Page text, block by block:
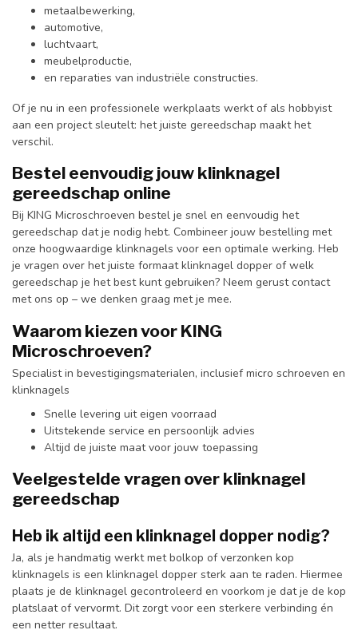
metaalbewerking,
automotive,
luchtvaart,
meubelproductie,
en reparaties van industriële constructies.
Of je nu in een professionele werkplaats werkt of als hobbyist
aan een project sleutelt: het juiste gereedschap maakt het
verschil.
Bestel eenvoudig jouw klinknagel
gereedschap online
Bij KING Microschroeven bestel je snel en eenvoudig het
gereedschap dat je nodig hebt. Combineer jouw bestelling met
onze hoogwaardige klinknagels voor een optimale werking. Heb
je vragen over het juiste formaat klinknagel dopper of welk
gereedschap je het best kunt gebruiken? Neem gerust contact
met ons op – we denken graag met je mee.
Waarom kiezen voor KING
Microschroeven?
Specialist in bevestigingsmaterialen, inclusief micro schroeven en
klinknagels
Snelle levering uit eigen voorraad
Uitstekende service en persoonlijk advies
Altijd de juiste maat voor jouw toepassing
Veelgestelde vragen over klinknagel
gereedschap
Heb ik altijd een klinknagel dopper nodig?
Ja, als je handmatig werkt met bolkop of verzonken kop
klinknagels is een klinknagel dopper sterk aan te raden. Hiermee
plaats je de klinknagel gecontroleerd en voorkom je dat je de kop
platslaat of vervormt. Dit zorgt voor een sterkere verbinding én
een netter resultaat.